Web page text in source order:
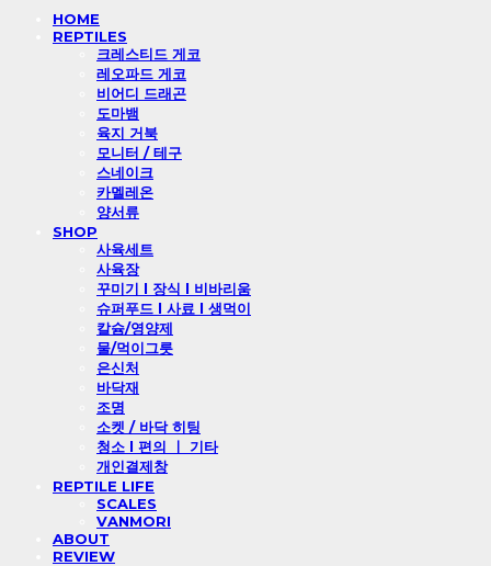
HOME
REPTILES
크레스티드 게코
레오파드 게코
비어디 드래곤
도마뱀
육지 거북
모니터 / 테구
스네이크
카멜레온
양서류
SHOP
사육세트
사육장
꾸미기 l 장식 l 비바리움
슈퍼푸드 l 사료 l 생먹이
칼슘/영양제
물/먹이그릇
은신처
바닥재
조명
소켓 / 바닥 히팅
청소 l 편의 ㅣ 기타
개인결제창
REPTILE LIFE
SCALES
VANMORI
ABOUT
REVIEW